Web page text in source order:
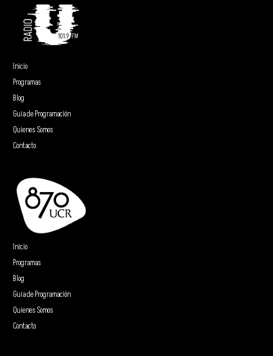
Inicio
Programas
Blog
Guía de Programación
Quienes Somos
Contacto
Inicio
Programas
Blog
Guía de Programación
Quienes Somos
Contacto